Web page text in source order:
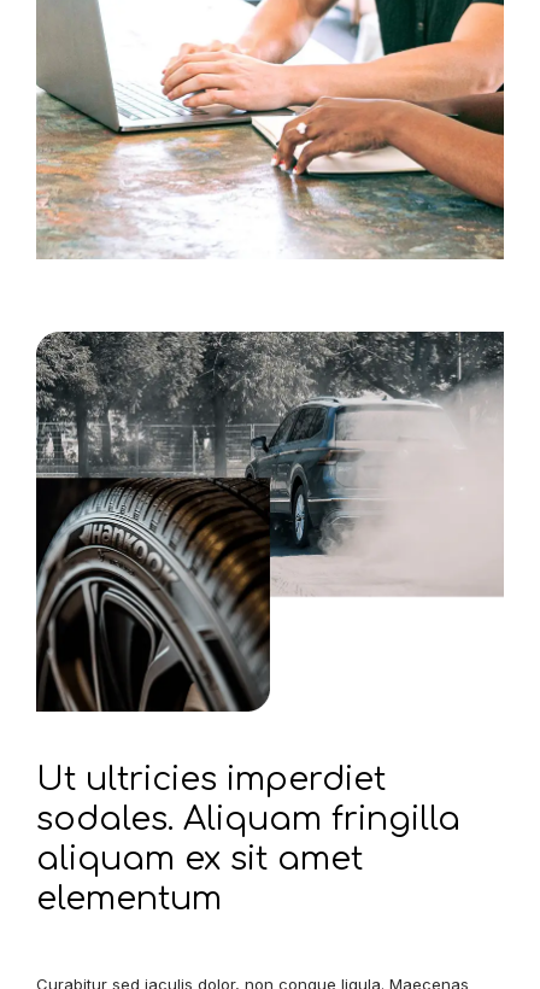
Ut ultricies imperdiet
sodales. Aliquam fringilla
aliquam ex sit amet
elementum
Curabitur sed iaculis dolor, non congue ligula. Maecenas